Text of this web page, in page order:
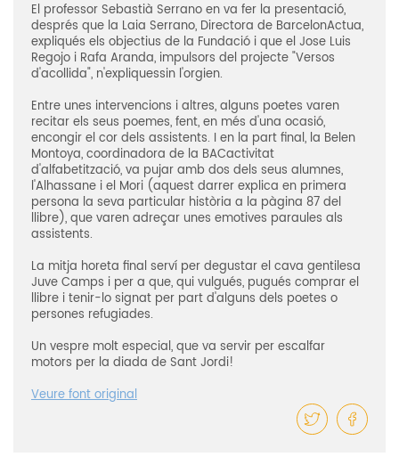
El professor Sebastià Serrano en va fer la presentació,
després que la Laia Serrano, Directora de BarcelonActua,
expliqués els objectius de la Fundació i que el Jose Luis
Regojo i Rafa Aranda, impulsors del projecte "Versos
d'acollida", n'expliquessin l'orgien.
Entre unes intervencions i altres, alguns poetes varen
recitar els seus poemes, fent, en més d'una ocasió,
encongir el cor dels assistents. I en la part final, la Belen
Montoya, coordinadora de la BACactivitat
d'alfabetització, va pujar amb dos dels seus alumnes,
l'Alhassane i el Mori (aquest darrer explica en primera
persona la seva particular història a la pàgina 87 del
llibre), que varen adreçar unes emotives paraules als
assistents.
La mitja horeta final serví per degustar el cava gentilesa
Juve Camps i per a que, qui vulgués, pugués comprar el
llibre i tenir-lo signat per part d'alguns dels poetes o
persones refugiades.
Un vespre molt especial, que va servir per escalfar
motors per la diada de Sant Jordi!
Veure font original